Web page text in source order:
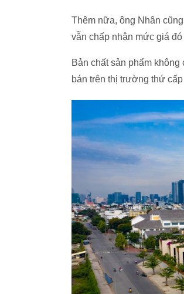
Thêm nữa, ông Nhân
vẫn chấp nhận mức giá
Bản chất sản phẩm
bán trên thị trường thứ